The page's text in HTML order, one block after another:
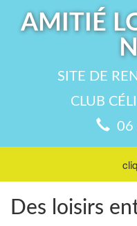
AMITIÉ
SITE DE
CLUB
06
Des loisirs